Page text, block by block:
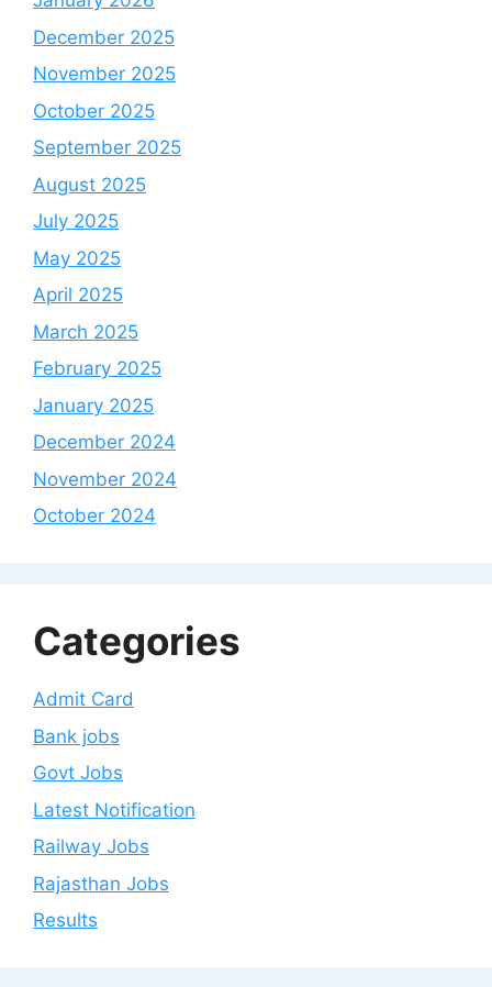
December 2025
November 2025
October 2025
September 2025
August 2025
July 2025
May 2025
April 2025
March 2025
February 2025
January 2025
December 2024
November 2024
October 2024
Categories
Admit Card
Bank jobs
Govt Jobs
Latest Notification
Railway Jobs
Rajasthan Jobs
Results